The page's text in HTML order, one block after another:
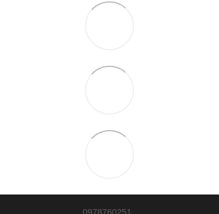
0978760251